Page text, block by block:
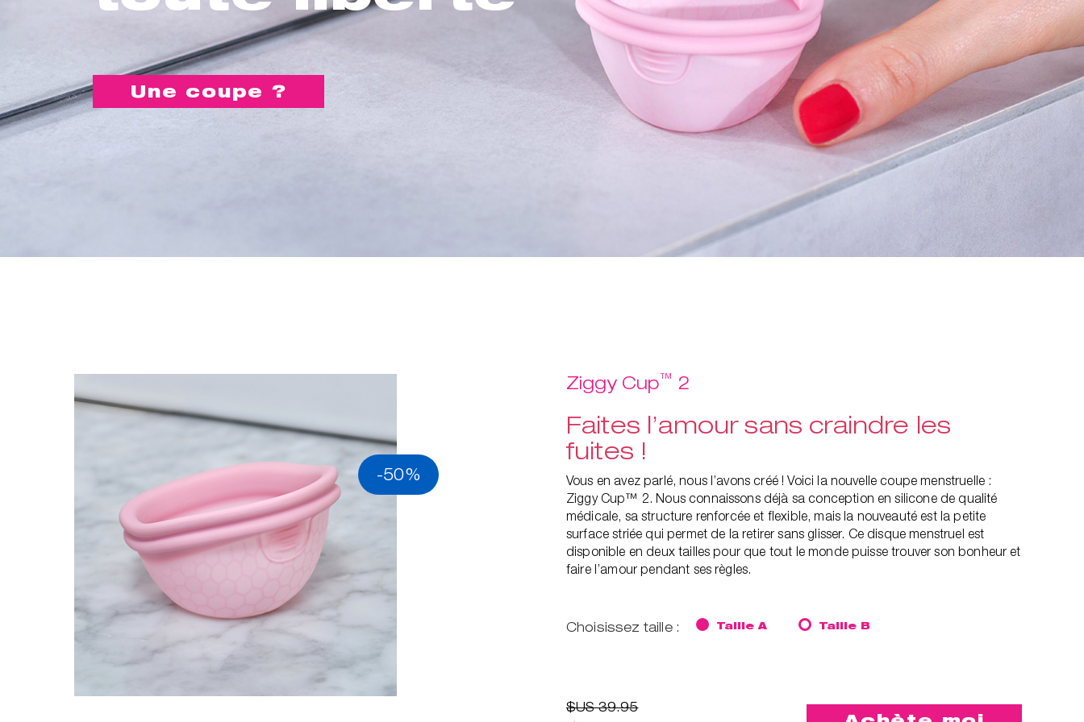
Une coupe ?
-50%
Ziggy Cup™ 2
Faites l’amour sans craindre les
fuites !
Vous en avez parlé, nous l’avons créé ! Voici la nouvelle coupe menstruelle :
Ziggy Cup™ 2. Nous connaissons déjà sa conception en silicone de qualité
médicale, sa structure renforcée et flexible, mais la nouveauté est la petite
surface striée qui permet de la retirer sans glisser. Ce disque menstruel est
disponible en deux tailles pour que tout le monde puisse trouver son bonheur et
faire l’amour pendant ses règles.
Choisissez taille : Taille A Taille B
$US 39.95